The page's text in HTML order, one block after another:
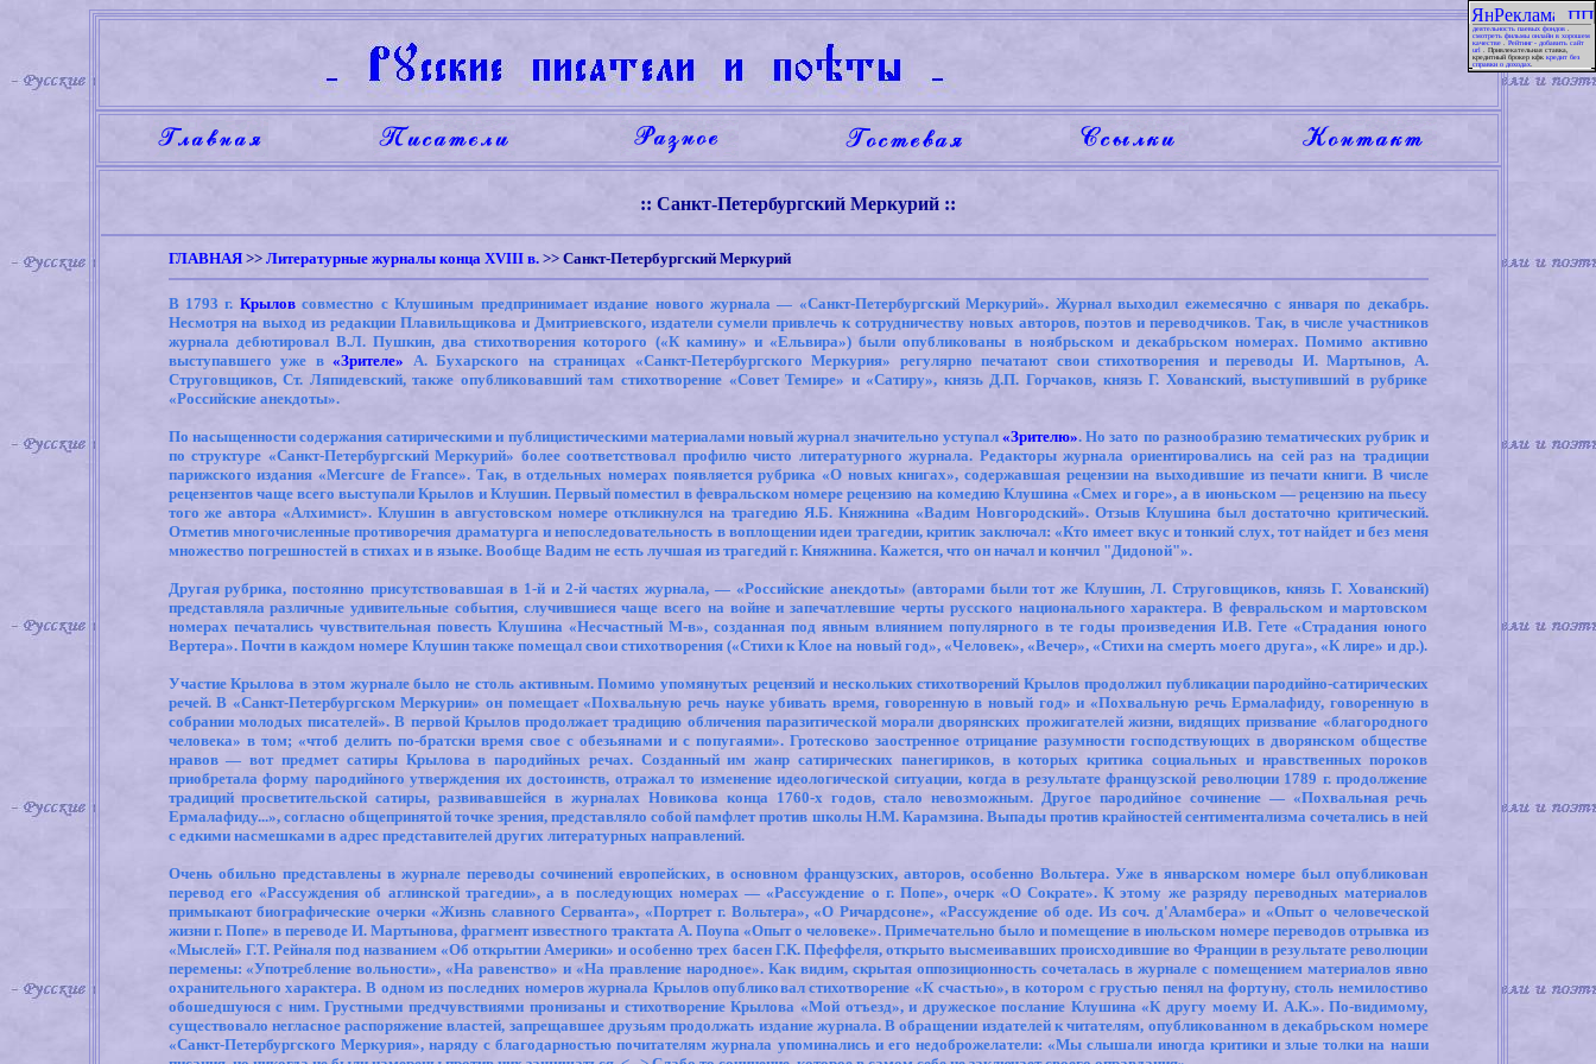
:: Санкт-Петербургский Меркурий ::
ГЛАВНАЯ >> Литературные журналы конца XVIII в. >> Санкт-Петербургский Меркурий
В 1793 г. Крыловсовместно с Клушиным предпринимает издание нового журнала — «Санкт-Петербургский Меркурий». Журнал выходил ежемесячно с января по декабрь.
Несмотря на выход из редакции Плавильщикова и Дмитриевского, издатели сумели привлечь к сотрудничеству новых авторов, поэтов и переводчиков. Так, в числе участников
журнала дебютировал В.Л. Пушкин, два стихотворения которого («К камину» и «Ельвира») были опубликованы в ноябрьском и декабрьском номерах. Помимо активно
выступавшего уже в «Зрителе» А. Бухарского на страницах «Санкт-Петербургского Меркурия» регулярно печатают свои стихотворения и переводы И. Мартынов, А.
Струговщиков, Ст. Ляпидевский, также опубликовавший там стихотворение «Совет Темире» и «Сатиру», князь Д.П. Горчаков, князь Г. Хованский, выступивший в рубрике
«Российские анекдоты».
По насыщенности содержания сатирическими и публицистическими материалами новый журнал значительно уступал «Зрителю». Но зато по разнообразию тематических рубрик и
по структуре «Санкт-Петербургский Меркурий» более соответствовал профилю чисто литературного журнала. Редакторы журнала ориентировались на сей раз на традиции
парижского издания «Mercure de France». Так, в отдельных номерах появляется рубрика «О новых книгах», содержавшая рецензии на выходившие из печати книги. В числе
рецензентов чаще всего выступали Крылов и Клушин. Первый поместил в февральском номере рецензию на комедию Клушина «Смех и горе», а в июньском — рецензию на пьесу
того же автора «Алхимист». Клушин в августовском номере откликнулся на трагедию Я.Б. Княжнина «Вадим Новгородский». Отзыв Клушина был достаточно критический.
Отметив многочисленные противоречия драматурга и непоследовательность в воплощении идеи трагедии, критик заключал: «Кто имеет вкус и тонкий слух, тот найдет и без меня
множество погрешностей в стихах и в языке. Вообще Вадим не есть лучшая из трагедий г. Княжнина. Кажется, что он начал и кончил "Дидоной"».
Другая рубрика, постоянно присутствовавшая в 1-й и 2-й частях журнала, — «Российские анекдоты» (авторами были тот же Клушин, Л. Струговщиков, князь Г. Хованский)
представляла различные удивительные события, случившиеся чаще всего на войне и запечатлевшие черты русского национального характера. В февральском и мартовском
номерах печатались чувствительная повесть Клушина «Несчастный М-в», созданная под явным влиянием популярного в те годы произведения И.В. Гете «Страдания юного
Вертера». Почти в каждом номере Клушин также помещал свои стихотворения («Стихи к Клое на новый год», «Человек», «Вечер», «Стихи на смерть моего друга», «К лире» и др.).
Участие Крылова в этом журнале было не столь активным. Помимо упомянутых рецензий и нескольких стихотворений Крылов продолжил публикации пародийно-сатирических
речей. В «Санкт-Петербуpгском Меркурии» он помещает «Похвальную речь науке убивать время, говоренную в новый год» и «Похвальную речь Ермалафиду, говоренную в
собрании молодых писателей». В первой Крылов продолжает традицию обличения паразитической морали дворянских прожигателей жизни, видящих призвание «благородного
человека» в том; «чтоб делить по-братски время свое с обезьянами и с попугаями». Гротесково заостренное отрицание разумности господствующих в дворянском обществе
нравов — вот предмет сатиры Крылова в пародийных речах. Созданный им жанр сатирических панегириков, в которых критика социальных и нравственных пороков
приобретала форму пародийного утверждения их достоинств, отражал то изменение идеологической ситуации, когда в результате французской революции 1789 г. продолжение
традиций просветительской сатиры, развивавшейся в журналах Новикова конца 1760-х годов, стало невозможным. Другое пародийное сочинение — «Похвальная речь
Ермалафиду...», согласно общепринятой точке зрения, представляло собой памфлет против школы Н.М. Карамзина. Выпады против крайностей сентиментализма сочетались в ней
с едкими насмешками в адрес представителей других литературных направлений.
Очень обильно представлены в журнале переводы сочинений европейских, в основном французских, авторов, особенно Вольтера. Уже в январском номере был опубликован
перевод его «Рассуждения об аглинской трагедии», а в последующих номерах — «Рассуждение о г. Попе», очерк «О Сократе». К этому же разряду переводных материалов
примыкают биографические очерки «Жизнь славного Серванта», «Портрет г. Вольтера», «О Ричардсоне», «Рассуждение об оде. Из соч. д'Аламбера» и «Опыт о человеческой
жизни г. Попе» в переводе И. Мартынова, фрагмент известного трактата А. Поупа «Опыт о человеке». Примечательно было и помещение в июльском номере переводов отрывка из
«Мыслей» Г.Т. Рейналя под названием «Об открытии Америки» и особенно трех басен Г.К. Пфеффеля, открыто высмеивавших происходившие во Франции в результате революции
перемены: «Употребление вольности», «На равенство» и «На правление народное». Как видим, скрытая оппозиционность сочеталась в журнале с помещением материалов явно
охранительного характера. В одном из последних номеров журнала Крылов опубликовал стихотворение «К счастью», в котором с грустью пенял на фортуну, столь немилостиво
обошедшуюся с ним. Грустными предчувствиями пронизаны и стихотворение Крылова «Мой отъезд», и дружеское послание Клушина «К другу моему И. А.К.». По-видимому,
существовало негласное распоряжение властей, запрещавшее друзьям продолжать издание журнала. В обращении издателей к читателям, опубликованном в декабрьском номере
«Санкт-Петербургского Меркурия», наряду с благодарностью почитателям журнала упоминались и его недоброжелатели: «Мы слышали иногда критики и злые толки на наши
деятельность паевых фондов
смотреть фильмы онлайн в хорошем
качестве .Рейтинг - добавить сайт
url
. Привлекательная ставка,
кредитный брокер кфк кредит без
справки о доходах